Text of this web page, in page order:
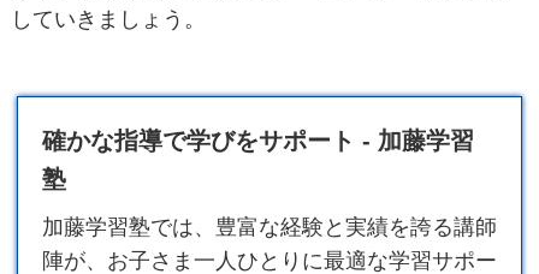
していきましょう。
確かな指導で学びをサポート - 加藤学習
塾
加藤学習塾では、豊富な経験と実績を誇る講師
陣が、お子さま一人ひとりに最適な学習サポー